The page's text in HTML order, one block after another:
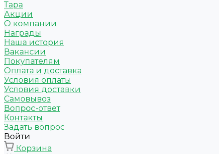
Тара
Акции
О компании
Награды
Наша история
Вакансии
Покупателям
Оплата и доставка
Условия оплаты
Условия доставки
Самовывоз
Вопрос-ответ
Контакты
Задать вопрос
Войти
Корзина